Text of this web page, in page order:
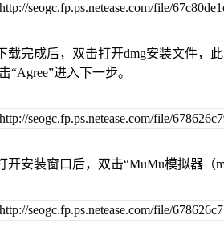
载完成后，双击打开dmg安装文件，
“Agree”进入下一步。
开安装窗口后，双击“MuMu模拟器（